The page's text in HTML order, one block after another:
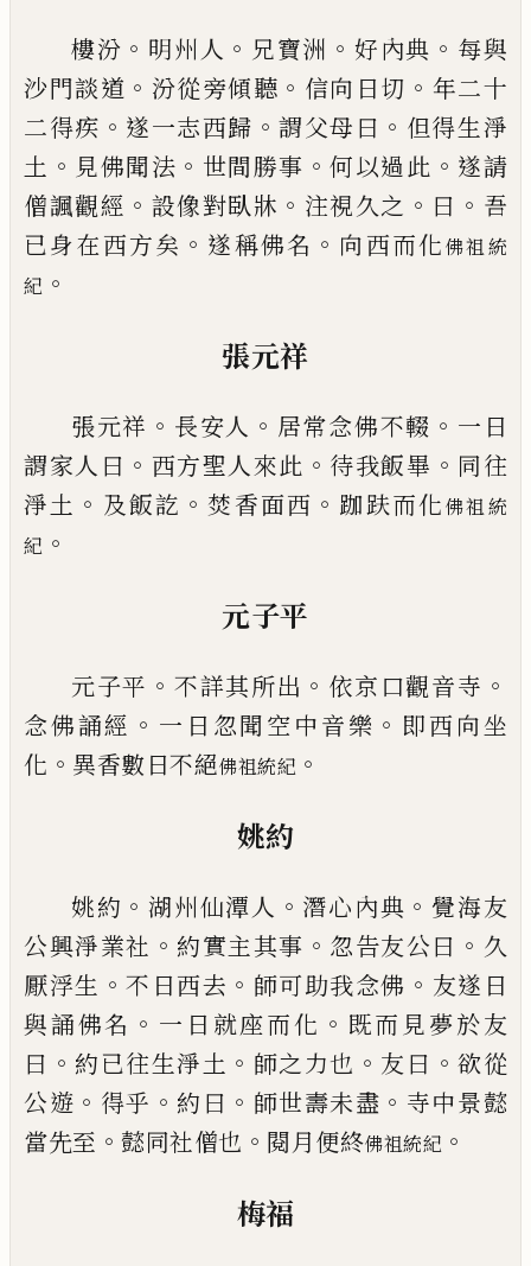
樓汾 。 明州人 。 兄寶洲 。 好內典 。 每與
沙門談道 。 汾從旁傾聽 。 信向日切 。 年二十
二得疾 。 遂一志西歸 。謂父母 曰 。 但得生淨
土 。 見佛聞法 。 世間勝事 。何以過此 。 遂請
僧諷觀經 。 設像對臥牀 。 注視久之 。 曰 。 吾
已身在西方矣 。 遂稱佛名 。 向西而化佛祖統
紀 。
張元祥
張元祥 。 長安人 。 居常念佛不輟 。 一日
謂家人曰 。 西方聖人來此 。 待我飯畢 。 同往
淨土 。 及飯訖 。焚香面西 。 跏趺而化佛祖統
紀 。
元子平
元子平 。 不詳其所出 。 依京口觀音寺 。
念佛誦經 。 一日 忽聞空中音樂 。 即西向坐
化 。 異香數日不絕佛祖統紀 。
姚約
姚約 。湖州仙潭人 。 潛心內典 。 覺海友
公興淨業社 。 約實主其事 。 忽告友公曰 。 久
厭浮生 。不日西去 。 師可助我念佛 。 友遂日
與誦佛名 。 一日就座而化 。 既而見夢於友
曰 。 約已往生淨土 。 師之力也 。 友曰 。欲從
公遊 。 得乎 。 約曰 。 師世壽未盡 。 寺中景懿
當先至 。 懿同社僧也 。 閱月便終佛祖統紀 。
梅福